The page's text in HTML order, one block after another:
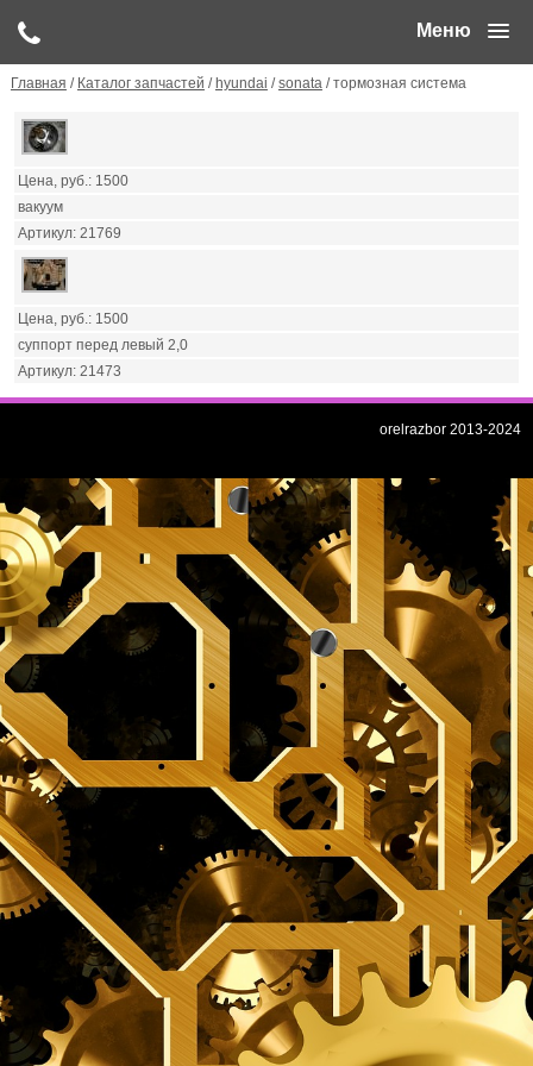
Меню
Главная / Каталог запчастей / hyundai /sonata/ тормозная система
1500
вакуум
21769
1500
суппорт перед левый 2,0
21473
orelrazbor 2013-2024